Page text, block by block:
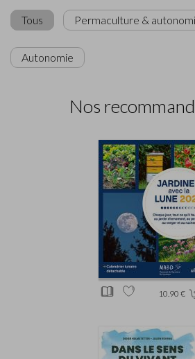
Tous Permaculture &
Autonomie
Nos
10.90 €